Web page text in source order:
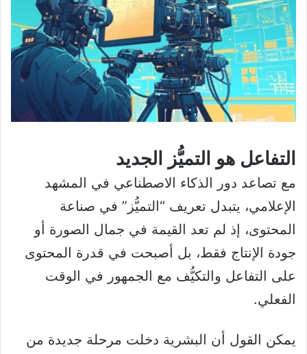
التفاعل هو التميُّز الجديد
مع تصاعد دور الذكاء الاصطناعي في المشهد
الإعلامي، يتبدل تعريف “التميُّز” في صناعة
المحتوى، إذ لم تعد القيمة في جمال الصورة أو
جودة الإنتاج فقط، بل أصبحت في قدرة المحتوى
على التفاعل والتكيُّف مع الجمهور في الوقت
الفعلي.
يمكن القول أن البشرية دخلت مرحلة جديدة من